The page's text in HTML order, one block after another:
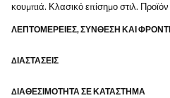
κουμπιά. Κλασικό επίσημο στιλ.
ΛΕΠΤΟΜΈΡΕΙΕΣ, ΣΎΝΘΕΣΗ ΚΑΙ
ΔΙΑΣΤΆΣΕΙΣ
ΔΙΑΘΕΣΙΜΌΤΗΤΑ ΣΕ ΚΑΤΆΣΤΗΜΑ